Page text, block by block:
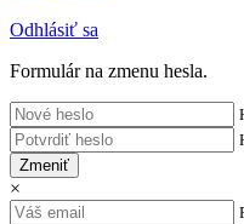
Odhlásiť sa
Formulár na zmenu hesla.
Zmeniť
×